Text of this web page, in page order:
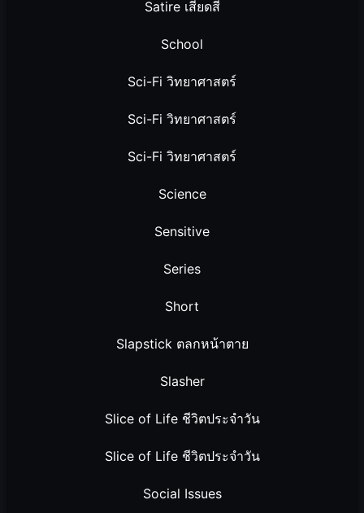
Satire เสียดสี
School
Sci-Fi วิทยาศาสตร์
Sci-Fi วิทยาศาสตร์
Sci-Fi วิทยาศาสตร์
Science
Sensitive
Series
Short
Slapstick ตลกหน้าตาย
Slasher
Slice of Life ชีวิตประจำวัน
Slice of Life ชีวิตประจำวัน
Social Issues